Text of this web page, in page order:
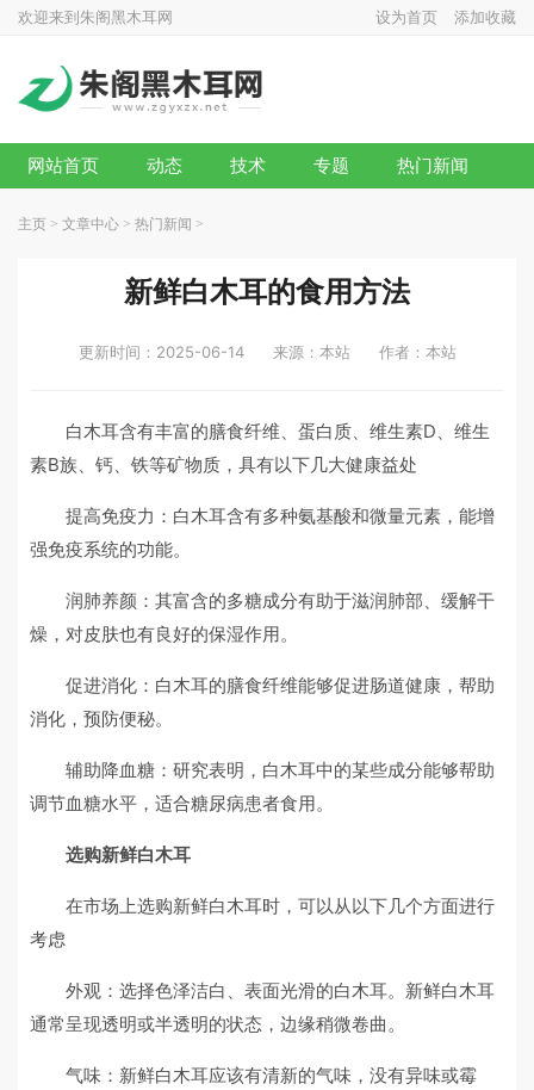
欢迎来到朱阁黑木耳网 设为首页 添加收藏
网站首页 动态 技术 专题 热门新闻
主页 > 文章中心 > 热门新闻 >
新鲜白木耳的食用方法
更新时间：2025-06-14 来源：本站 作者：本站
白木耳含有丰富的膳食纤维、蛋白质、维生素D、维生
素B族、钙、铁等矿物质，具有以下几大健康益处
提高免疫力：白木耳含有多种氨基酸和微量元素，能增
强免疫系统的功能。
润肺养颜：其富含的多糖成分有助于滋润肺部、缓解干
燥，对皮肤也有良好的保湿作用。
促进消化：白木耳的膳食纤维能够促进肠道健康，帮助
消化，预防便秘。
辅助降血糖：研究表明，白木耳中的某些成分能够帮助
调节血糖水平，适合糖尿病患者食用。
选购新鲜白木耳
在市场上选购新鲜白木耳时，可以从以下几个方面进行
考虑
外观：选择色泽洁白、表面光滑的白木耳。新鲜白木耳
通常呈现透明或半透明的状态，边缘稍微卷曲。
气味：新鲜白木耳应该有清新的气味，没有异味或霉